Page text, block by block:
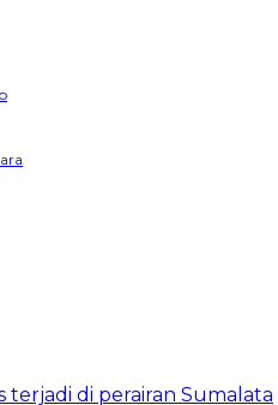
terjadi di perairan Sumalata